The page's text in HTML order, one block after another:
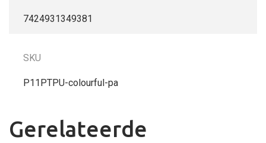
7424931349381
SKU
P11PTPU-colourful-pa
Gerelateerde